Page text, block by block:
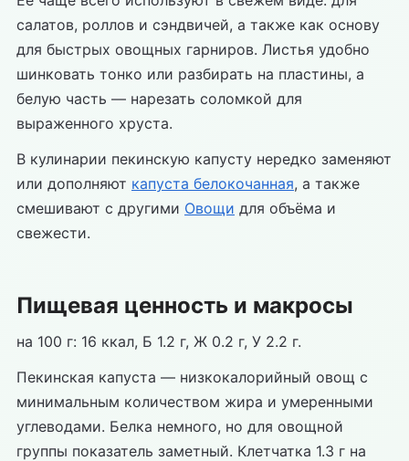
салатов, роллов и сэндвичей, а также как основу
для быстрых овощных гарниров. Листья удобно
шинковать тонко или разбирать на пластины, а
белую часть — нарезать соломкой для
выраженного хруста.
В кулинарии пекинскую капусту нередко заменяют
или дополняют капуста белокочанная, а также
смешивают с другими Овощи для объёма и
свежести.
Пищевая ценность и макросы
на 100 г: 16 ккал, Б 1.2 г, Ж 0.2 г, У 2.2 г.
Пекинская капуста — низкокалорийный овощ с
минимальным количеством жира и умеренными
углеводами. Белка немного, но для овощной
группы показатель заметный. Клетчатка 1.3 г на